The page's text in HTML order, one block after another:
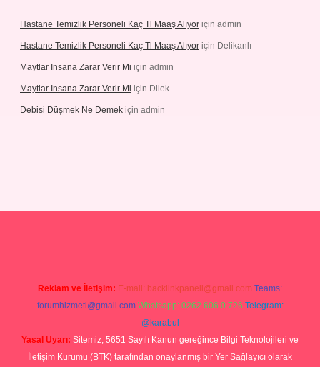
Hastane Temizlik Personeli Kaç Tl Maaş Alıyor için admin
Hastane Temizlik Personeli Kaç Tl Maaş Alıyor için Delikanlı
Maytlar Insana Zarar Verir Mi için admin
Maytlar Insana Zarar Verir Mi için Dilek
Debisi Düşmek Ne Demek için admin
Reklam ve İletişim: E-mail: backlinkpaneli@gmail.com Teams:
forumhizmeti@gmail.com Whatsapp: 0262 606 0 726 Telegram:
@karabul
Yasal Uyarı: Sitemiz, 5651 Sayılı Kanun gereğince Bilgi Teknolojileri ve
İletişim Kurumu (BTK) tarafından onaylanmış bir Yer Sağlayıcı olarak